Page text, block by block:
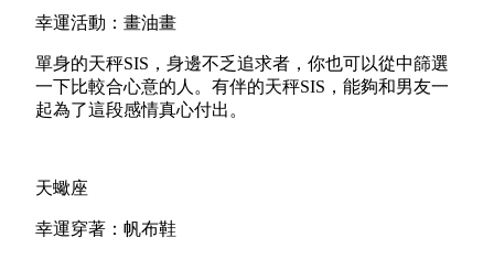
幸運活動：畫油畫
單身的天秤SIS，身邊不乏追求者，你也可以從中篩選
一下比較合心意的人。有伴的天秤SIS，能夠和男友一
起為了這段感情真心付出。
天蠍座
幸運穿著：帆布鞋